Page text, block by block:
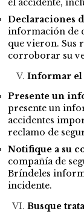
el accidente,
Declaraciones
información de
que vieron. Sus
corroborar su
Informar el
Presente un
presente un
accidentes
reclamo de
Notifique a su
compañía de
Bríndeles
incidente.
Busque